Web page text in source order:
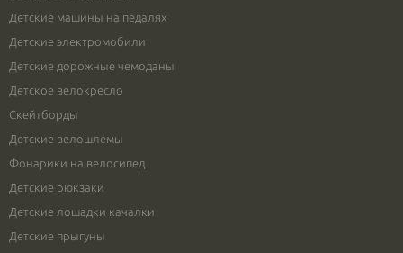
Детские машины на педалях
Детские электромобили
Детские дорожные чемоданы
Детское велокресло
Скейтборды
Детские велошлемы
Фонарики на велосипед
Детские рюкзаки
Детские лошадки качалки
Детские прыгуны